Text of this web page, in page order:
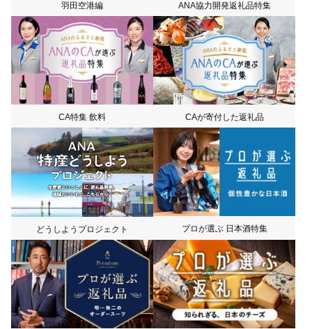
羽田空港編 ANA協力開発返礼品特集
CA特集 飲料 CAが寄付した返礼品
どうしようプロジェクト プロが選ぶ 日本酒特集